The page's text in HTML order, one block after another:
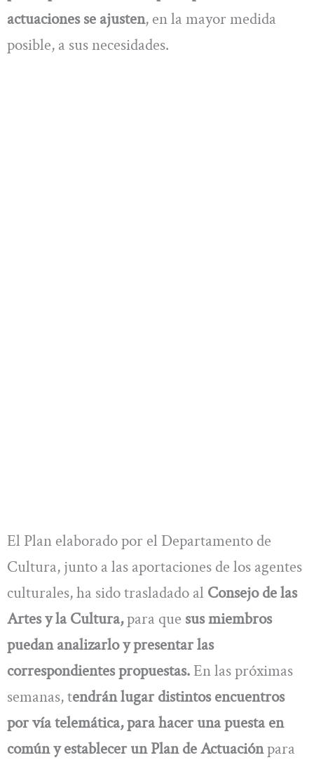
actuaciones se ajusten, en la mayor medida
posible, a sus necesidades.
El Plan elaborado por el Departamento de
Cultura, junto a las aportaciones de los agentes
culturales, ha sido trasladado al Consejo de las
Artes y la Cultura,para que sus miembros
puedan analizarlo y presentar las
correspondientes propuestas.En las próximas
semanas, tendrán lugar distintos encuentros
por vía telemática, para hacer una puesta en
común y establecer un Plan de Actuaciónpara